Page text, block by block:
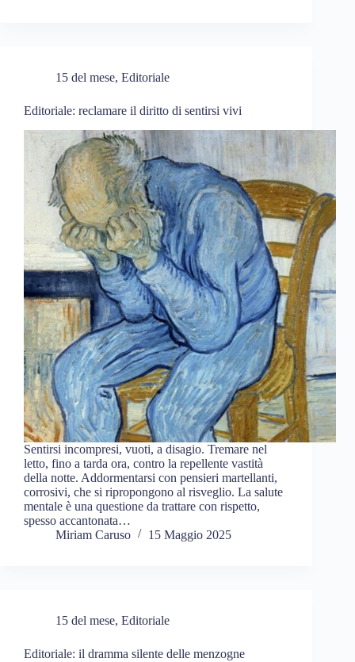
15 del mese, Editoriale
Editoriale: reclamare il diritto di sentirsi vivi
Sentirsi incompresi, vuoti, a disagio. Tremare nel
letto, fino a tarda ora, contro la repellente vastità
della notte. Addormentarsi con pensieri martellanti,
corrosivi, che si ripropongono al risveglio. La salute
mentale è una questione da trattare con rispetto,
spesso accantonata…
Miriam Caruso
15 Maggio 2025
15 del mese, Editoriale
Editoriale: il dramma silente delle menzogne